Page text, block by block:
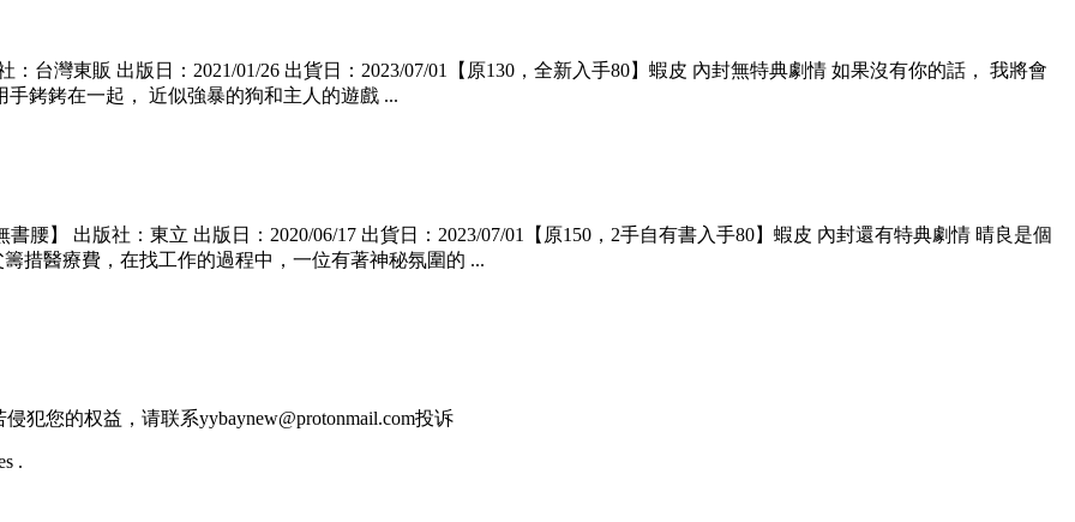
台灣東販 出版日：2021/01/26 出貨日：2023/07/01【原130，全新入手80】蝦皮 內封無特典劇情 如果沒有你的話， 我將會
銬銬在一起， 近似強暴的狗和主人的遊戲 ...
腰】 出版社：東立 出版日：2020/06/17 出貨日：2023/07/01【原150，2手自有書入手80】蝦皮 內封還有特典劇情 晴良是個
措醫療費，在找工作的過程中，一位有著神秘氛圍的 ...
犯您的权益，请联系yybaynew@protonmail.com投诉
.